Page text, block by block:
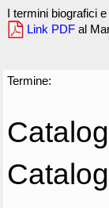
I termini biografici
Link PDF al
Termine: